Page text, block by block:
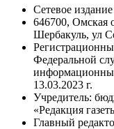
Сетевое
646700, Омская
Шербакуль, ул
Федеральной
13.03.2023 г.
Учредитель:
«Редакция
Главный